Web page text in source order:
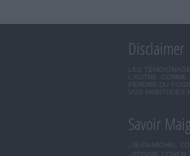
Disclaimer
LES
L'AUTRE.
PERDRE DU
VOS HABITUDES
Savoir
JEAN-MICHEL
RÉGIME COHEN